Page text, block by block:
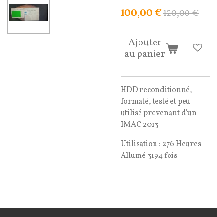
100,00 €120,00 €
Ajouter
au panier
HDD reconditionné,
formaté, testé et peu
utilisé provenant d'un
IMAC 2013
Utilisation : 276 Heures
Allumé 3194 fois